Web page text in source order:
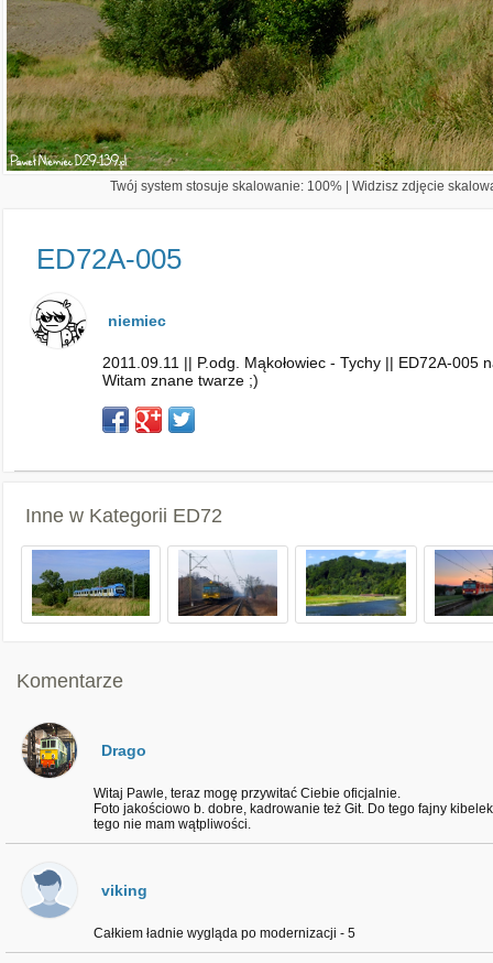
Twój system stosuje skalowanie: 100% | Widzisz zdjęcie
ED72A-005
niemiec
2011.09.11 || P.odg. Mąkołowiec - Tychy || ED72A-
Witam znane twarze ;)
Inne w Kategorii ED72
Komentarze
Drago
Witaj Pawle, teraz mogę przywitać Ciebie oficjalnie.
Foto jakościowo b. dobre, kadrowanie też Git. Do tego fajny
tego nie mam wątpliwości.
viking
Całkiem ładnie wygląda po modernizacji - 5